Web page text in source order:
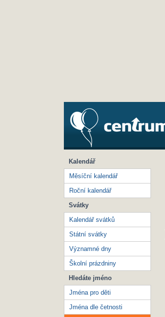
Kalendář
Měsíční kalendář
Roční kalendář
Svátky
Kalendář svátků
Státní svátky
Významné dny
Školní prázdniny
Hledáte jméno
Jména pro děti
Jména dle četnosti